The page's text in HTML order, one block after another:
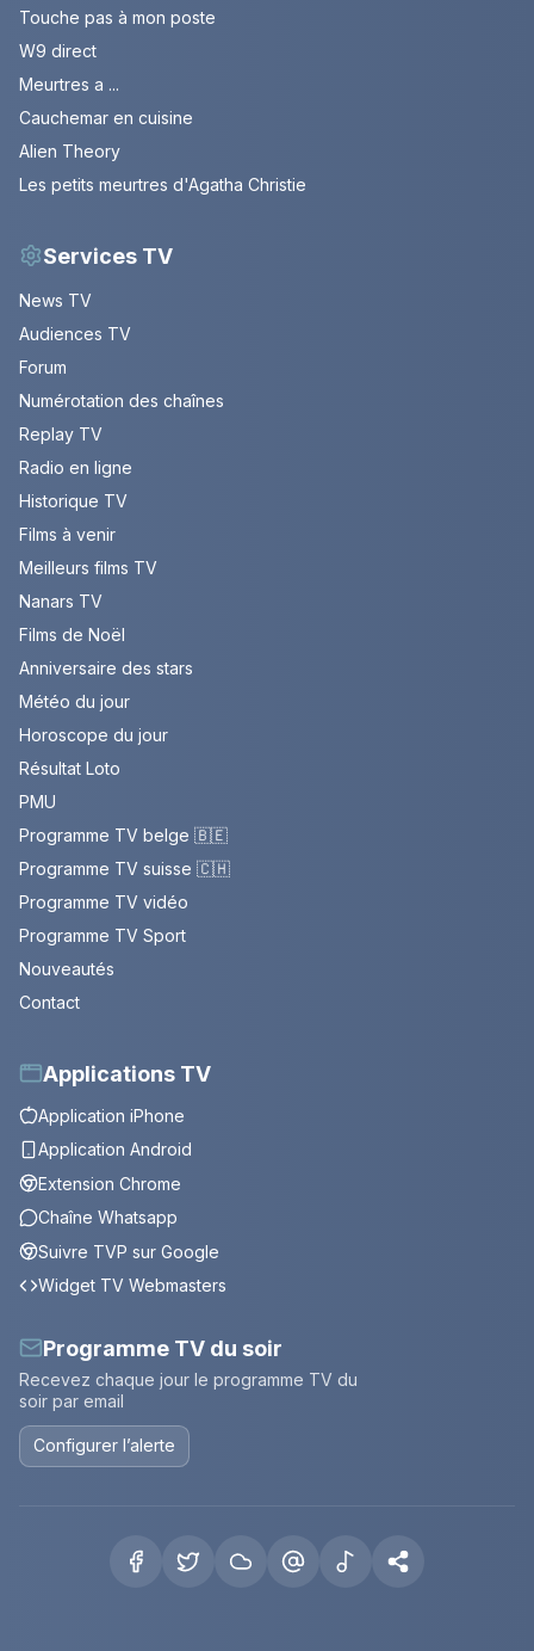
Touche pas à mon poste
W9 direct
Meurtres a ...
Cauchemar en cuisine
Alien Theory
Les petits meurtres d'Agatha Christie
Services TV
News TV
Audiences TV
Forum
Numérotation des chaînes
Replay TV
Radio en ligne
Historique TV
Films à venir
Meilleurs films TV
Nanars TV
Films de Noël
Anniversaire des stars
Météo du jour
Horoscope du jour
Résultat Loto
PMU
Programme TV belge 🇧🇪
Programme TV suisse 🇨🇭
Programme TV vidéo
Programme TV Sport
Nouveautés
Contact
Applications TV
Application iPhone
Application Android
Extension Chrome
Chaîne Whatsapp
Suivre TVP sur Google
Widget TV Webmasters
Programme TV du soir
Recevez chaque jour le programme TV du
soir par email
Configurer l’alerte